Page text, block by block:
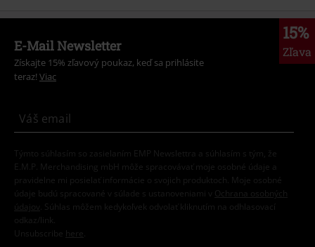
15%
Zľava
E-Mail Newsletter
Získajte 15% zľavový poukaz, keď sa prihlásite
teraz! Viac
Týmto súhlasím so zasielaním EMP Newslettra a súhlasím s tým, že
E.M.P. Merchandising mbH môže spracovávať moje osobné údaje a
pravidelne mi posielať informácie o svojich produktoch. Moje osobné
údaje budú spracované v súlade s ustanoveniami v
Ochrana osobných
údajov
. Súhlas môžem kedykoľvek odvolať kliknutím na odhlasovací
odkaz/link.
Unsubscribe here